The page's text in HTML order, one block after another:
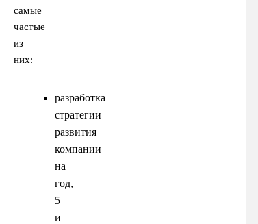
самые
частые
из
них:
разработка
стратегии
развития
компании
на
год,
5
и